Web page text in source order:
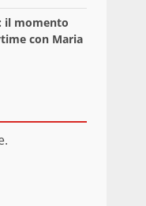
il momento
con Maria